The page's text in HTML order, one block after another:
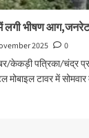
लगी भीषण
2025
0
केकड़ी पत्रिका/चंद्र
मोबाइल टावर में सोमवार